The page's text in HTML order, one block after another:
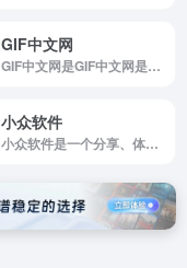
GIF中文网
GIF中文网是GIF中文网是一款专业的在线gif制作工具。
小众软件
小众软件是一个分享、体验、评测电脑软件、手机应用、互联网产品的网站